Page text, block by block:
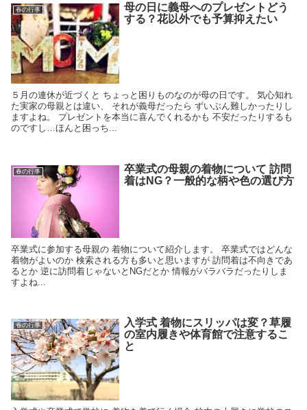
春の行事
母の日に義母へのプレゼントどう
する？花以外でも予算抑えたい
５月の連休が近づくと ちょっと困りものなのが母の日です。 気心知れ
た実家の母親とは違い、 それが義母だったら ずいぶん難しかったりし
ますよね。 プレゼントを本当に喜んでくれるかも 不安だったりするも
のですし…ほんと困っち...
春の行事
卒業式の母親の着物について 訪問
着はNG？一般的な柄や色の選び方
卒業式に参加する母親の 着物について紹介します。 卒業式ではどんな
着物がよいのか 検索される方も多いと思いますが 訪問着は不向きであ
るとか 逆に訪問着じゃないとNGだとか 情報がバラバラだったりしま
すよね...
春の行事
入学式 着物にスリッパは変？草履
の室内履きや体育館で注意するこ
と